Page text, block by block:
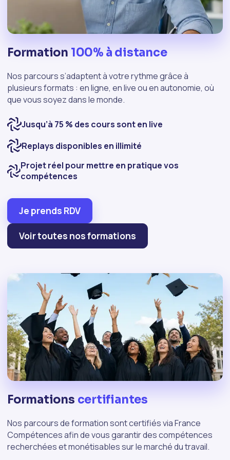
Formation 100% à distance
Nos parcours s’adaptent à votre rythme grâce à
plusieurs formats : en ligne, en live ou en autonomie, où
que vous soyez dans le monde.
Jusqu’à 75 % des cours sont en live
Replays disponibles en illimité
Projet réel pour mettre en pratique vos
compétences
Je prends RDV
Voir toutes nos formations
Formations certifiantes
Nos parcours de formation sont certifiés via France
Compétences afin de vous garantir des compétences
recherchées et monétisables sur le marché du travail.